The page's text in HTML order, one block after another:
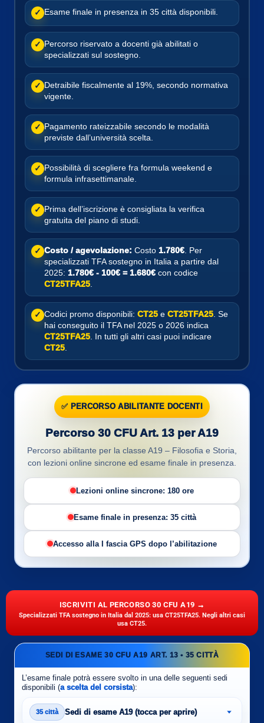
✓ Esame finale in presenza in 35 città disponibili.
✓ Percorso riservato a docenti già abilitati o
specializzati sul sostegno.
✓ Detraibile fiscalmente al 19%, secondo normativa
vigente.
✓ Pagamento rateizzabile secondo le modalità
previste dall’università scelta.
✓ Possibilità di scegliere fra formula weekend e
formula infrasettimanale.
✓ Prima dell’iscrizione è consigliata la verifica
gratuita del piano di studi.
✓ Costo / agevolazione: Costo 1.780€ . Per
specializzati TFA sostegno in Italia a partire dal
2025: 1.780€ - 100€ = 1.680€ con codice
CT25TFA25
✓ Codici promo disponibili: CT25 e CT25TFA25 . Se
hai conseguito il TFA nel 2025 o 2026 indica
CT25TFA25 . In tutti gli altri casi puoi indicare
CT25
✅ PERCORSO ABILITANTE DOCENTI
Percorso 30 CFU Art. 13 per A19
Percorso abilitante per la classe A19 – Filosofia e Storia,
con lezioni online sincrone ed esame finale in presenza.
Lezioni online sincrone: 180 ore
Esame finale in presenza: 35 città
Accesso alla I fascia GPS dopo l’abilitazione
ISCRIVITI AL PERCORSO 30 CFU A19 →
Specializzati TFA sostegno in Italia dal 2025: usa CT25TFA25. Negli altri casi
usa CT25.
SEDI DI ESAME 30 CFU A19 ART. 13 • 35 CITTÀ
L’esame finale potrà essere svolto in una delle seguenti sedi
disponibili (a scelta del corsista):
35 città Sedi di esame A19 (tocca per aprire)